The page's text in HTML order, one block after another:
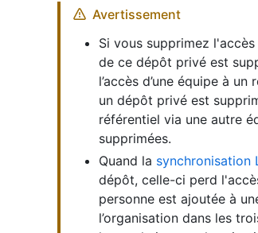
Avertissement
Si vous supprimez
de ce dépôt privé est
l’accès d’une équipe à
un dépôt privé est
référentiel via une autre
supprimées.
Quand la synchronisation
dépôt, celle-ci perd
personne est ajoutée à
l’organisation dans les